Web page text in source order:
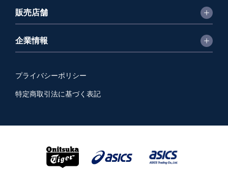
販売店舗
企業情報
プライバシーポリシー
特定商取引法に基づく表記